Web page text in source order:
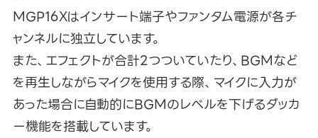
MGP16Xはインサート端子やファンタム電源が各チ
ャンネルに独立しています。
また、エフェクトが合計2つついていたり、BGMなど
を再生しながらマイクを使用する際、マイクに入力が
あった場合に自動的にBGMのレベルを下げるダッカ
ー機能を搭載しています。